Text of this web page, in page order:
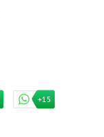
+15